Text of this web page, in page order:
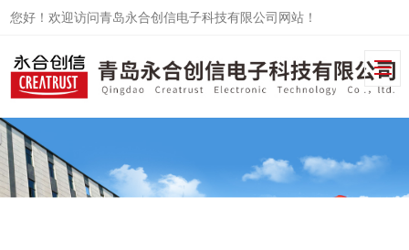
您好！欢迎访问青岛永合创信电子科技有限公司网站！